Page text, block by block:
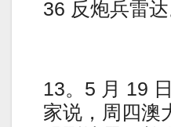
36 反炮兵雷达
13。5 月 19
家说，周四澳